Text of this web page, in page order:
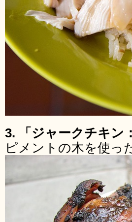
3. 「ジャークチキン
ピメントの木を使っ